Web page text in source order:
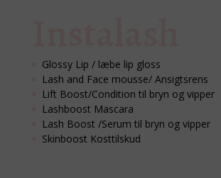
Glossy Lip / læbe lip gloss
Lash and Face mousse/ Ansigtsrens
Lift Boost/Condition til bryn og vipper
Lashboost Mascara
Lash Boost /Serum til bryn og vipper
Skinboost Kosttilskud